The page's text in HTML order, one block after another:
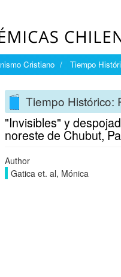
Cristiano Tiempo
Tiempo Histórico:
"Invisibles" y
noreste de Chubut,
Author
Gatica et. al, Mónica